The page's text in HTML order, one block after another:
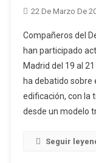
22 De Marzo De
Compañeros del
han participado
Madrid del 19 al
ha debatido sobre
edificación, con la
desde un modelo
Seguir